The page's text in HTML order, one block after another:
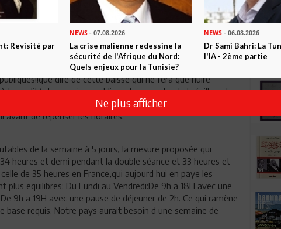
en contre-courant des realites. Au lieu de travailler plus
nous reposer sur les plages...genial votre plan. On marche
établis, on souffre deja d'une productivité qui
dire de cette baisse qui ne fera que nuire
qualité des services publiques!sans parler de la faille entre
mon avis, les réformes administratives doivent
avant de repenser les horaires.
de la semaine à 5 jours, la mesure proposée qui
heures et demi pendant la double séance et 33 heures et
de 35 heures en France,qui aujourd hui en paye les
plus equilibres: Du Lundi au Vendredi:De 9h a 18H avec une
9h a 19H avec une pause de déjeuner de 2h. Ce qui ramène
base requis. Notre pays aurait besoin d une semaine de
Revisité par
NEWS - 07.08.2026
La crise malienne redessine la
sécurité de l'Afrique du Nord:
Quels enjeux pour la Tunisie?
NEWS- 06.08.2026
Dr Sami Bahri: La
l'IA - 2ème partie
Ne plus afficher